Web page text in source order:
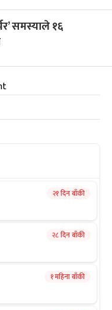
समस्याले १६
२१ दिन बाँकी
२८ दिन बाँकी
१ महिना बाँकी